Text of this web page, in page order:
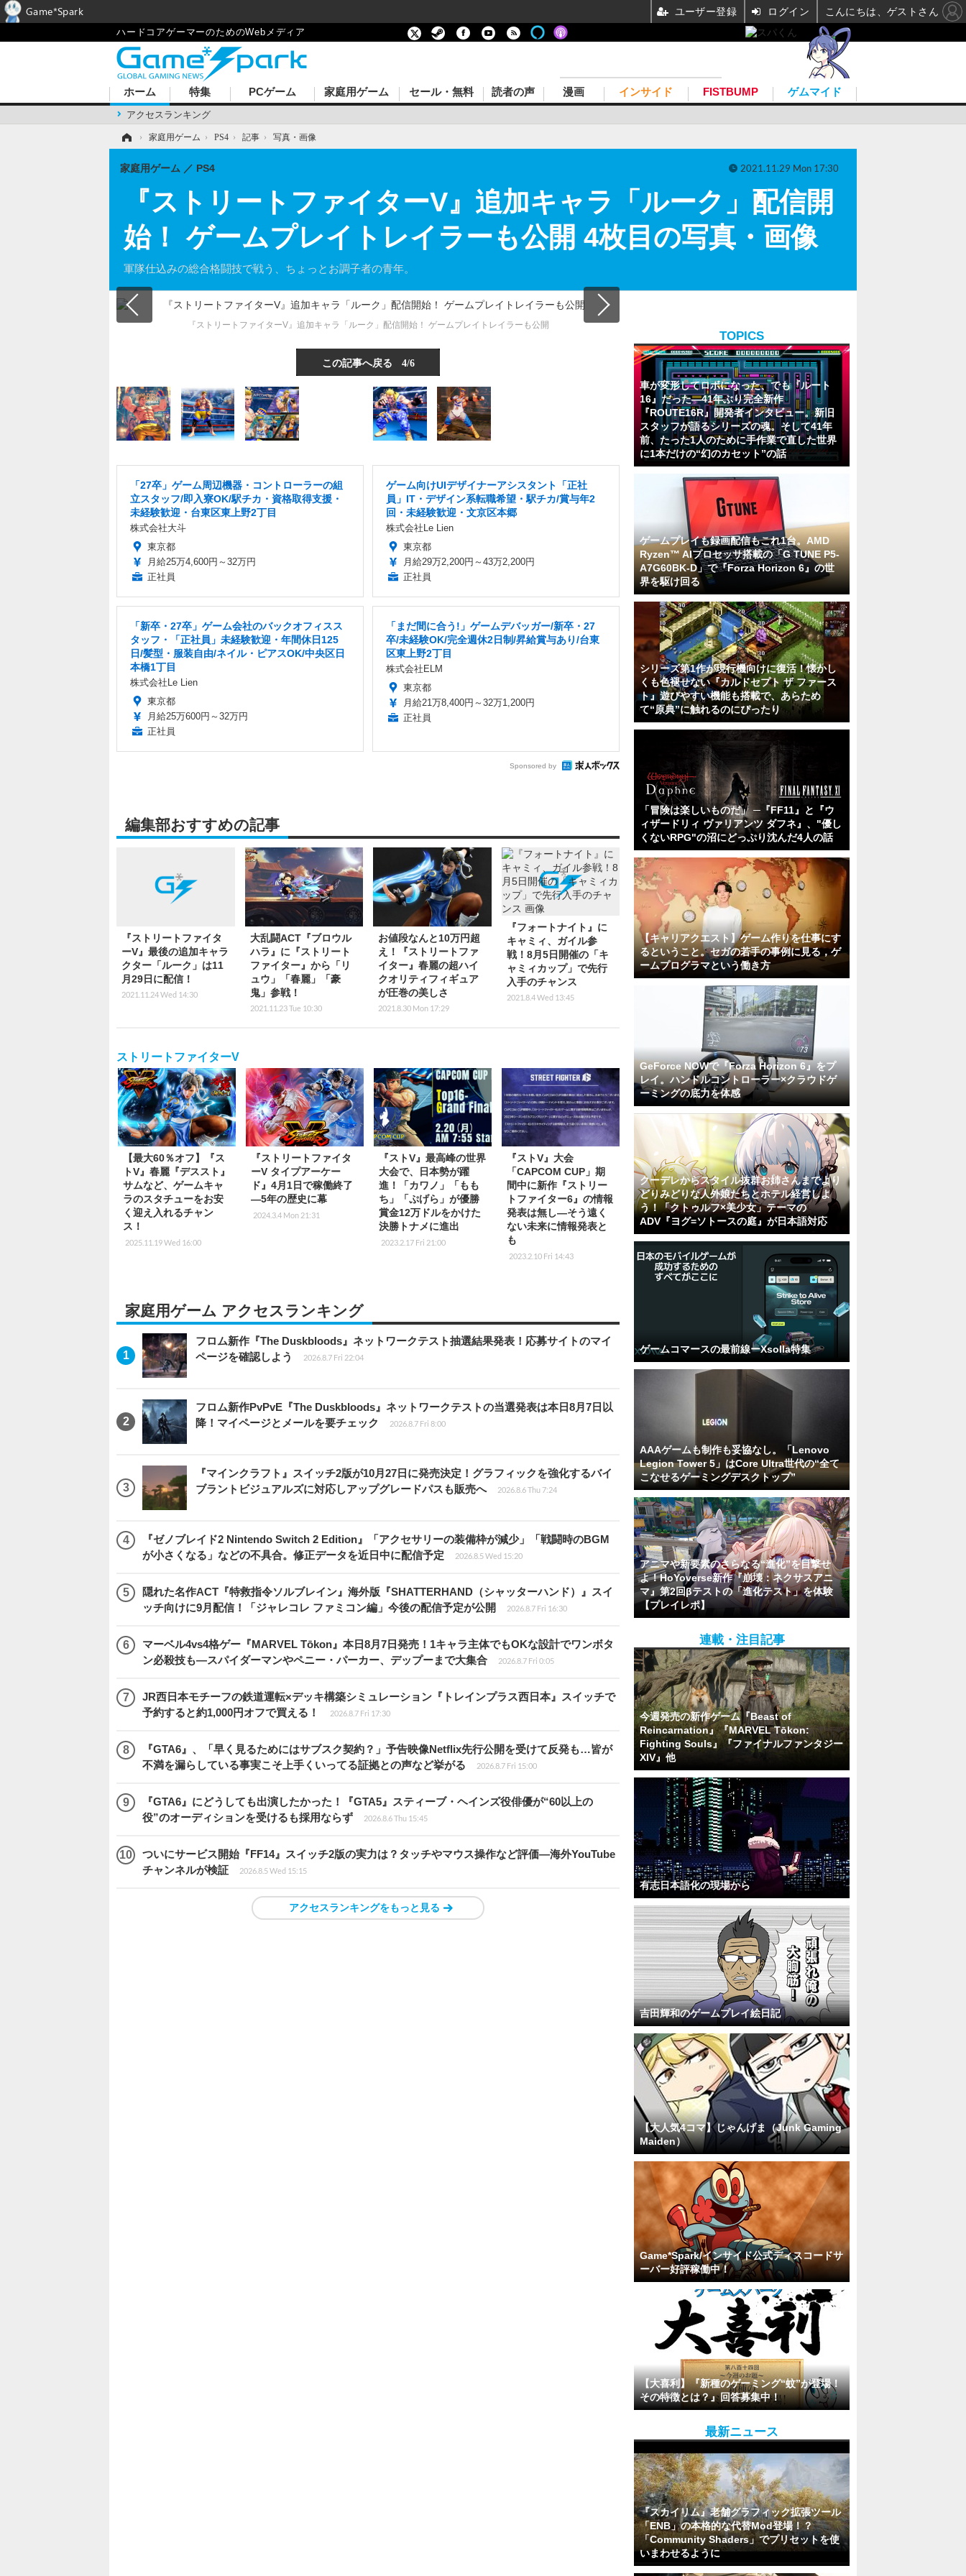
ハードコアゲーマーのためのWebメディア
ホーム
アクセスランキング
特集 PCゲーム 家庭用ゲーム セール・無料 読者の声 漫画 インサイド FISTBUMP ゲムマイド
› 家庭用ゲーム › PS4 › 記事 › 写真・画像
『ストリートファイターV』追加キャラ「ルーク」配信開
始！ ゲームプレイトレイラーも公開 4枚目の写真・画像
軍隊仕込みの総合格闘技で戦う、ちょっとお調子者の青年。
家庭用ゲーム PS4 2021.11.29 Mon 17:30
『ストリートファイターV』追加キャラ「ルーク」配信開始！ ゲームプレイトレイラーも公開
この記事へ戻る 4/6
「27卒」ゲーム周辺機器・コントローラーの組
立スタッフ/即入寮OK/駅チカ・資格取得支援・
未経験歓迎・台東区東上野2丁目
株式会社大斗
東京都
月給25万4,600円～32万円
正社員
ゲーム向けUIデザイナーアシスタント「正社
員」IT・デザイン系転職希望・駅チカ/賞与年2
回・未経験歓迎・文京区本郷
株式会社Le Lien
東京都
月給29万2,200円～43万2,200円
正社員
「新卒・27卒」ゲーム会社のバックオフィスス
タッフ・「正社員」未経験歓迎・年間休日125
日/髪型・服装自由/ネイル・ピアスOK/中央区日
本橋1丁目
株式会社Le Lien
東京都
月給25万600円～32万円
正社員
「まだ間に合う!」ゲームデバッガー/新卒・27
卒/未経験OK/完全週休2日制/昇給賞与あり/台東
区東上野2丁目
株式会社ELM
東京都
月給21万8,400円～32万1,200円
正社員
Sponsored by
編集部おすすめの記事
『ストリートファイタ
ーV』最後の追加キャラ
クター「ルーク」は11
月29日に配信！
2021.11.24 Wed 14:30
大乱闘ACT『ブロウル
ハラ』に『ストリート
ファイター』から「リ
ュウ」「春麗」「豪
鬼」参戦！
2021.11.23 Tue 10:30
お値段なんと10万円超
え！『ストリートファ
イター』春麗の超ハイ
クオリティフィギュア
が圧巻の美しさ
2021.8.30 Mon 17:29
『フォートナイト』に
キャミィ、ガイル参
戦！8月5日開催の「キ
ャミィカップ」で先行
入手のチャンス
2021.8.4 Wed 13:45
ストリートファイターV
【最大60％オフ】『ス
トV』春麗『デススト』
サムなど、ゲームキャ
ラのスタチューをお安
く迎え入れるチャン
ス！
2025.11.19 Wed 16:00
『ストリートファイタ
ーV タイプアーケー
ド』4月1日で稼働終了
―5年の歴史に幕
2024.3.4 Mon 21:31
『ストV』最高峰の世界
大会で、日本勢が躍
進！「カワノ」「もも
ち」「ぷげら」が優勝
賞金12万ドルをかけた
決勝トナメに進出
2023.2.17 Fri 21:00
『ストV』大会
「CAPCOM CUP」期
間中に新作『ストリー
トファイター6』の情報
発表は無し―そう遠く
ない未来に情報発表と
も
2023.2.10 Fri 14:43
家庭用ゲーム アクセスランキング
フロム新作『The Duskbloods』ネットワークテスト抽選結果発表！応募サイトのマイ
ページを確認しよう
2026.8.7 Fri 22:04
フロム新作PvPvE『The Duskbloods』ネットワークテストの当選発表は本日8月7日以
降！マイページとメールを要チェック
2026.8.7 Fri 8:00
『マインクラフト』スイッチ2版が10月27日に発売決定！グラフィックを強化するバイ
ブラントビジュアルズに対応しアップグレードパスも販売へ
2026.8.6 Thu 7:24
『ゼノブレイド2 Nintendo Switch 2 Edition』「アクセサリーの装備枠が減少」「戦闘時のBGM
が小さくなる」などの不具合。修正データを近日中に配信予定
2026.8.5 Wed 15:20
隠れた名作ACT『特救指令ソルブレイン』海外版『SHATTERHAND（シャッターハンド）』スイ
ッチ向けに9月配信！「ジャレコレ ファミコン編」今後の配信予定が公開
2026.8.7 Fri 16:30
マーベル4vs4格ゲー『MARVEL Tōkon』本日8月7日発売！1キャラ主体でもOKな設計でワンボタ
ン必殺技も―スパイダーマンやペニー・パーカー、デップーまで大集合
2026.8.7 Fri 0:05
JR西日本モチーフの鉄道運転×デッキ構築シミュレーション『トレインプラス西日本』スイッチで
予約すると約1,000円オフで買える！
2026.8.7 Fri 17:30
『GTA6』、「早く見るためにはサブスク契約？」予告映像Netflix先行公開を受けて反発も…皆が
不満を漏らしている事実こそ上手くいってる証拠との声など挙がる
2026.8.7 Fri 15:00
『GTA6』にどうしても出演したかった！『GTA5』スティーブ・ヘインズ役俳優が“60以上の
役”のオーディションを受けるも採用ならず
2026.8.6 Thu 15:45
ついにサービス開始『FF14』スイッチ2版の実力は？タッチやマウス操作など評価―海外YouTube
チャンネルが検証
2026.8.5 Wed 15:15
アクセスランキングをもっと見る
TOPICS
車が変形してロボになった、でも『ルート
16』だった―41年ぶり完全新作
『ROUTE16R』開発者インタビュー。新旧
スタッフが語るシリーズの魂。そして41年
前、たった1人のために手作業で直した世界
に1本だけの“幻のカセット”の話
ゲームプレイも録画配信もこれ1台。AMD
Ryzen™ AIプロセッサ搭載の「G TUNE P5-
A7G60BK-D」で『Forza Horizon 6』の世
界を駆け回る
シリーズ第1作が現行機向けに復活！懐かし
くも色褪せない『カルドセプト ザ ファース
ト』遊びやすい機能も搭載で、あらため
て“原典”に触れるのにぴったり
「冒険は楽しいものだ」 ─『FF11』と『ウ
ィザードリィ ヴァリアンツ ダフネ』、"優し
くないRPG"の沼にどっぷり沈んだ4人の話
【キャリアクエスト】ゲーム作りを仕事にす
るということ。セガの若手の事例に見る，ゲ
ームプログラマという働き方
GeForce NOWで『Forza Horizon 6』をプ
レイ。ハンドルコントローラー×クラウドゲ
ーミングの底力を体感
クーデレからスタイル抜群お姉さんまでより
どりみどりな人外娘たちとホテル経営しよ
う！「クトゥルフ×美少女」テーマの
ADV『ヨグ=ソトースの庭』が日本語対応
ゲームコマースの最前線ーXsolla特集
AAAゲームも制作も妥協なし。「Lenovo
Legion Tower 5」はCore Ultra世代の“全て
こなせるゲーミングデスクトップ”
アニマや新要素のさらなる“進化”を目撃せ
よ！HoYoverse新作『崩壊：ネクサスアニ
マ』第2回βテストの「進化テスト」を体験
【プレイレポ】
連載・注目記事
今週発売の新作ゲーム『Beast of
Reincarnation』『MARVEL Tōkon:
Fighting Souls』『ファイナルファンタジー
XIV』他
有志日本語化の現場から
吉田輝和のゲームプレイ絵日記
【大人気4コマ】じゃんげま（Junk Gaming
Maiden）
Game*Spark/インサイド公式ディスコードサ
ーバー好評稼働中！
【大喜利】『新種のゲーミング“蚊”が登場！
その特徴とは？』回答募集中！
最新ニュース
『スカイリム』老舗グラフィック拡張ツール
「ENB」の本格的な代替Mod登場！？
「Community Shaders」でプリセットを使
いまわせるように
Game*Spark ユーザー登録 ログイン こんにちは、ゲストさん